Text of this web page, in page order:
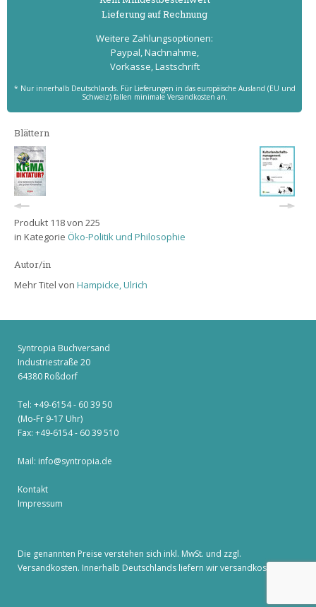
Lieferung auf Rechnung
Weitere Zahlungs­optionen:
Paypal, Nachnahme,
Vorkasse, Lastschrift
* Nur innerhalb Deutschlands. Für Lieferungen in das europäische Ausland (EU und
Schweiz) fallen minimale Versandkosten an.
Blättern
Produkt 118 von 225
in Kategorie Öko-Politik und Philosophie
Autor/in
Mehr Titel von Hampicke, Ulrich
Syntropia Buchversand
Industriestraße 20
64380 Roßdorf
Tel: +49-6154 - 60 39 50
(Mo-Fr 9-17 Uhr)
Fax: +49-6154 - 60 39 510
Mail: info@syntropia.de
Kontakt
Impressum
Die genannten Preise verstehen sich inkl. MwSt. und zzgl.
Versandkosten. Innerhalb Deutschlands liefern wir versandkostenfrei!